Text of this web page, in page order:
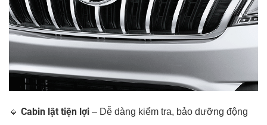
🔹 Cabin lật tiện lợi – Dễ dàng kiểm tra, bảo dưỡng động